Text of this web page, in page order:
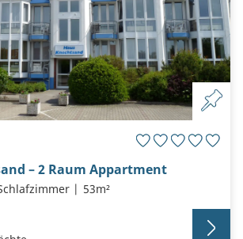
– 2 Raum Appartment
53m²